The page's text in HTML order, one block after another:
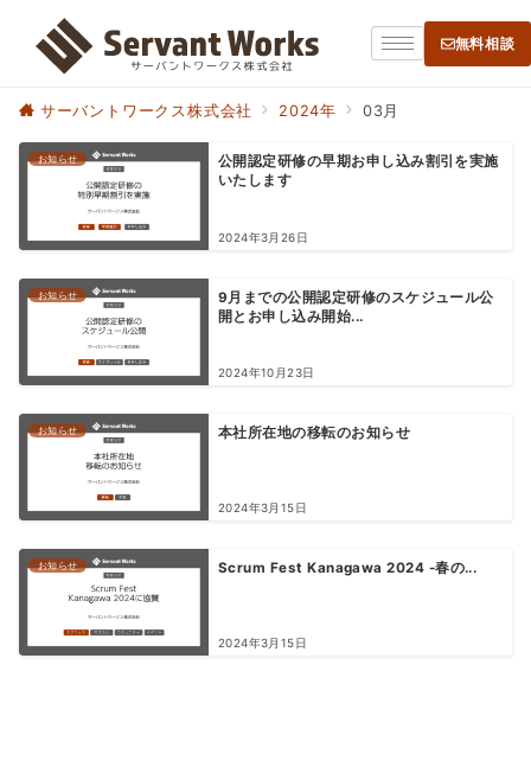
無料相談
サーバントワークス株式会社 2024年 03月
お知らせ
公開認定研修の早期お申し込み割引を実施
いたします
2024年3月26日
お知らせ
9月までの公開認定研修のスケジュール公
開とお申し込み開始...
2024年10月23日
お知らせ 本社所在地の移転のお知らせ
2024年3月15日
お知らせ Scrum Fest Kanagawa 2024 -春の...
2024年3月15日